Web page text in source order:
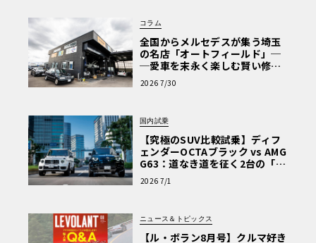
コラム
全国からメルセデスが集う埼玉
の名店「オートフィールド」─
─愛車を末永く楽しむ賢い修理
術と、プロがフックス製オイル
を選ぶ理由〈PR〉
2026 7/30
国内試乗
【究極のSUV比較試乗】ディフ
ェンダーOCTAブラック vs AMG
G63：道なき道を征く2台の「対
極的アプローチ」
2026 7/1
ニュース＆トピックス
【ル・ボラン8月号】クルマ好き